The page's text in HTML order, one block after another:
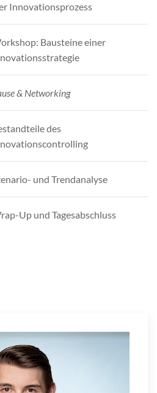
Innovationsprozess
Bausteine einer
& Networking
des
und Trendanalyse
Up und Tagesabschluss